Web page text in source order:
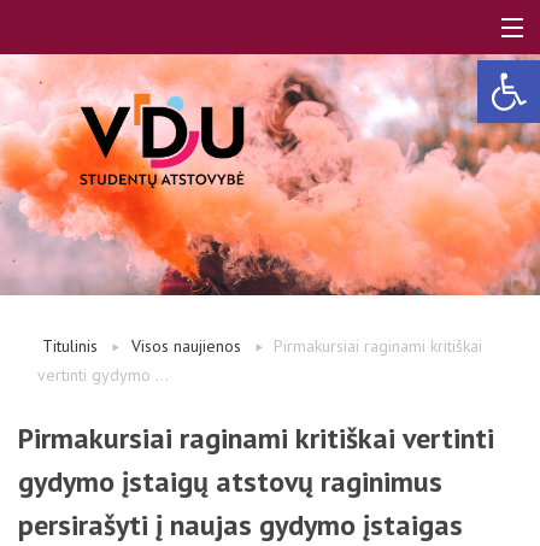
LT
Studentams
Studentų atstovai
Titulinis Visos naujienos
Pirmakursiai raginami kritiškai
vertinti gydymo ...
Pirmakursiai raginami kritiškai vertinti
gydymo įstaigų atstovų raginimus
persirašyti į naujas gydymo įstaigas